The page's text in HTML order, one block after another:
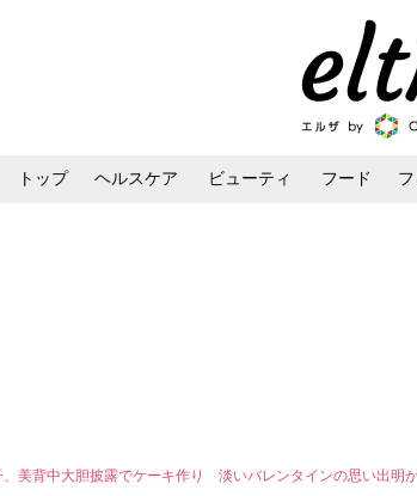
トップ ヘルスケア ビューティ フード
、美背中大胆披露でケーキ作り 淡いバレンタインの思い出明